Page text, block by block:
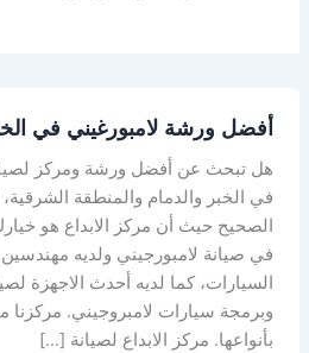
أفضل ورشة لامبورغيني في
هل تبحث عن أفضل ورشة ومركز
في الخبر والدمام والمنطقة
الصحيح حيث أن مركز الابداع هو
في صيانة لامبورجيني ولديه
السيارات، كما لديه أحدث الاجهزة
وبرمجة سيارات لامبروجيني. مركزنا
بأنواعها. مركز الابداع لصيانة […]